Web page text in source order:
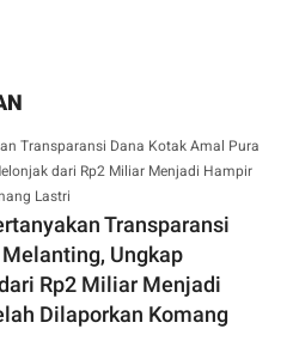
Transparansi
Ungkap
Rp2 Miliar Menjadi
Dilaporkan Komang